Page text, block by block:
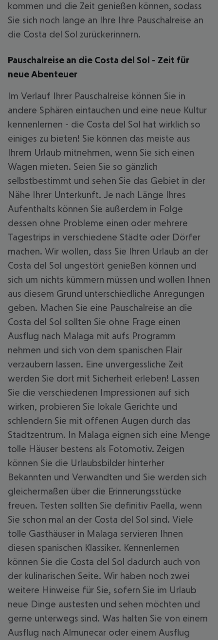
kommen und die Zeit genießen können, sodass
Sie sich noch lange an Ihre Ihre Pauschalreise an
die Costa del Sol zurückerinnern.
Pauschalreise an die Costa del Sol - Zeit für
neue Abenteuer
Im Verlauf Ihrer Pauschalreise können Sie in
andere Sphären eintauchen und eine neue Kultur
kennenlernen - die Costa del Sol hat wirklich so
einiges zu bieten! Sie können das meiste aus
Ihrem Urlaub mitnehmen, wenn Sie sich einen
Wagen mieten. Seien Sie so gänzlich
selbstbestimmt und sehen Sie das Gebiet in der
Nähe Ihrer Unterkunft. Je nach Länge Ihres
Aufenthalts können Sie außerdem in Folge
dessen ohne Probleme einen oder mehrere
Tagestrips in verschiedene Städte oder Dörfer
machen. Wir wollen, dass Sie Ihren Urlaub an der
Costa del Sol ungestört genießen können und
sich um nichts kümmern müssen und wollen Ihnen
aus diesem Grund unterschiedliche Anregungen
geben. Machen Sie eine Pauschalreise an die
Costa del Sol sollten Sie ohne Frage einen
Ausflug nach Malaga mit aufs Programm
nehmen und sich von dem spanischen Flair
verzaubern lassen. Eine unvergessliche Zeit
werden Sie dort mit Sicherheit erleben! Lassen
Sie die verschiedenen Impressionen auf sich
wirken, probieren Sie lokale Gerichte und
schlendern Sie mit offenen Augen durch das
Stadtzentrum. In Malaga eignen sich eine Menge
tolle Häuser bestens als Fotomotiv. Zeigen
können Sie die Urlaubsbilder hinterher
Bekannten und Verwandten und Sie werden sich
gleichermaßen über die Erinnerungsstücke
freuen. Testen sollten Sie definitiv Paella, wenn
Sie schon mal an der Costa del Sol sind. Viele
tolle Gasthäuser in Malaga servieren Ihnen
diesen spanischen Klassiker. Kennenlernen
können Sie die Costa del Sol dadurch auch von
der kulinarischen Seite. Wir haben noch zwei
weitere Hinweise für Sie, sofern Sie im Urlaub
neue Dinge austesten und sehen möchten und
gerne unterwegs sind. Was halten Sie von einem
Ausflug nach Almunecar oder einem Ausflug